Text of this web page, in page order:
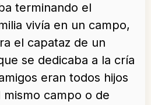
terminando el
vivía en un campo,
el capataz de un
se dedicaba a la cría
eran todos hijos
campo o de